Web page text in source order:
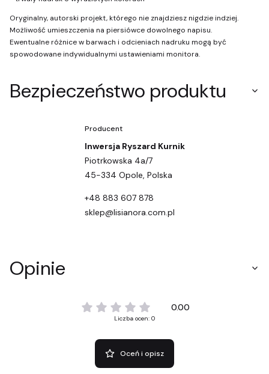
Oryginalny, autorski projekt, którego nie znajdziesz nigdzie indziej.
Możliwość umieszczenia na piersiówce dowolnego napisu.
Ewentualne różnice w barwach i odcieniach nadruku mogą być
spowodowane indywidualnymi ustawieniami monitora.
Bezpieczeństwo produktu
Producent
Inwersja Ryszard Kurnik
Piotrkowska 4a/7
45-334 Opole, Polska
+48 883 607 878
sklep@lisianora.com.pl
Opinie
0.00
Liczba ocen: 0
Oceń i opisz